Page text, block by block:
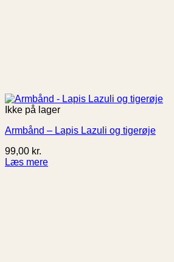
Ikke på lager
Armbånd – Lapis Lazuli og tigerøje
99,00 kr.
Læs mere